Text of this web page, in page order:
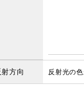
射方向 反射光の